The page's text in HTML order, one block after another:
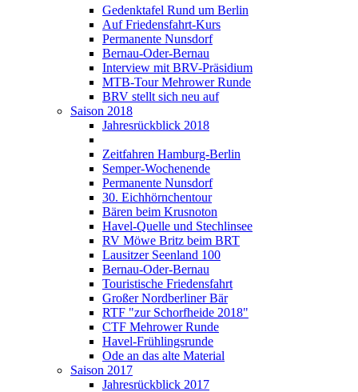
Gedenktafel Rund um Berlin
Auf Friedensfahrt-Kurs
Permanente Nunsdorf
Bernau-Oder-Bernau
Interview mit BRV-Präsidium
MTB-Tour Mehrower Runde
BRV stellt sich neu auf
Saison 2018
Jahresrückblick 2018
Zeitfahren Hamburg-Berlin
Semper-Wochenende
Permanente Nunsdorf
30. Eichhörnchentour
Bären beim Krusnoton
Havel-Quelle und Stechlinsee
RV Möwe Britz beim BRT
Lausitzer Seenland 100
Bernau-Oder-Bernau
Touristische Friedensfahrt
Großer Nordberliner Bär
RTF "zur Schorfheide 2018"
CTF Mehrower Runde
Havel-Frühlingsrunde
Ode an das alte Material
Saison 2017
Jahresrückblick 2017